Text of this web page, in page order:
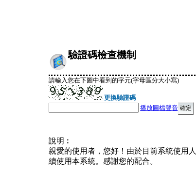
驗證碼檢查機制
請輸入您在下圖中看到的字元(字母區分大小寫)
更換驗證碼
播放圖檔聲音
說明︰
親愛的使用者，您好！由於目前系統使用
續使用本系統。感謝您的配合。